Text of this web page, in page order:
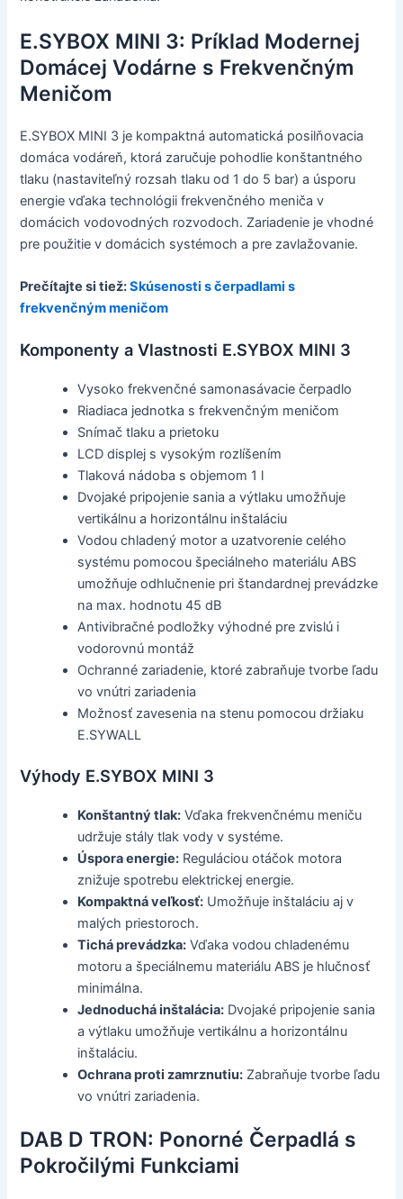
E.SYBOX MINI 3: Príklad Modernej
Domácej Vodárne s Frekvenčným
Meničom
E.SYBOX MINI 3 je kompaktná automatická posilňovacia
domáca vodáreň, ktorá zaručuje pohodlie konštantného
tlaku (nastaviteľný rozsah tlaku od 1 do 5 bar) a úsporu
energie vďaka technológii frekvenčného meniča v
domácich vodovodných rozvodoch. Zariadenie je vhodné
pre použitie v domácich systémoch a pre zavlažovanie.
Prečítajte si tiež:Skúsenosti s čerpadlami s
frekvenčným meničom
Komponenty a Vlastnosti E.SYBOX MINI 3
Vysoko frekvenčné samonasávacie čerpadlo
Riadiaca jednotka s frekvenčným meničom
Snímač tlaku a prietoku
LCD displej s vysokým rozlíšením
Tlaková nádoba s objemom 1 l
Dvojaké pripojenie sania a výtlaku umožňuje
vertikálnu a horizontálnu inštaláciu
Vodou chladený motor a uzatvorenie celého
systému pomocou špeciálneho materiálu ABS
umožňuje odhlučnenie pri štandardnej prevádzke
na max. hodnotu 45 dB
Antivibračné podložky výhodné pre zvislú i
vodorovnú montáž
Ochranné zariadenie, ktoré zabraňuje tvorbe ľadu
vo vnútri zariadenia
Možnosť zavesenia na stenu pomocou držiaku
E.SYWALL
Výhody E.SYBOX MINI 3
Konštantný tlak: Vďaka frekvenčnému meniču
udržuje stály tlak vody v systéme.
Úspora energie: Reguláciou otáčok motora
znižuje spotrebu elektrickej energie.
Kompaktná veľkosť: Umožňuje inštaláciu aj v
malých priestoroch.
Tichá prevádzka: Vďaka vodou chladenému
motoru a špeciálnemu materiálu ABS je hlučnosť
minimálna.
Jednoduchá inštalácia: Dvojaké pripojenie sania
a výtlaku umožňuje vertikálnu a horizontálnu
inštaláciu.
Ochrana proti zamrznutiu: Zabraňuje tvorbe ľadu
vo vnútri zariadenia.
DAB D TRON: Ponorné Čerpadlá s
Pokročilými Funkciami